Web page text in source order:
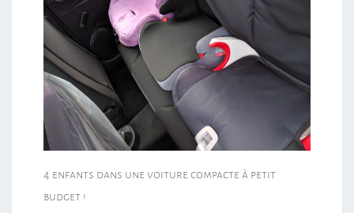
4 enfants dans une voiture compacte à petit
budget !